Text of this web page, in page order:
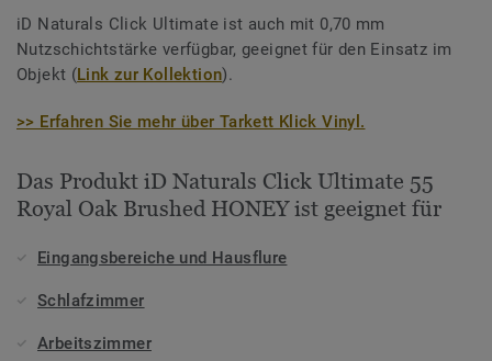
iD Naturals Click Ultimate ist auch mit 0,70 mm
Nutzschichtstärke verfügbar, geeignet für den Einsatz im
Objekt (Link zur Kollektion).
>> Erfahren Sie mehr über Tarkett Klick Vinyl.
Das Produkt iD Naturals Click Ultimate 55
Royal Oak Brushed HONEY ist geeignet für
Eingangsbereiche und Hausflure
Schlafzimmer
Arbeitszimmer